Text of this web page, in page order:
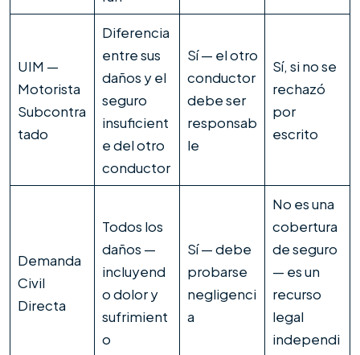
UIM —
Motorista
Subcontra
tado
Diferencia
entre sus
daños y el
seguro
insuficient
e del otro
conductor
Sí — el otro
conductor
debe ser
responsab
le
Sí, si no se
rechazó
por
escrito
Demanda
Civil
Directa
Todos los
daños —
incluyend
o dolor y
sufrimient
o
Sí — debe
probarse
negligenci
a
No es una
cobertura
de seguro
— es un
recurso
legal
independi